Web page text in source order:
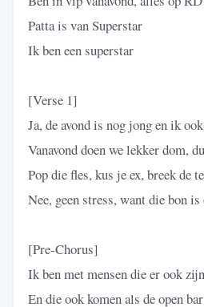
Patta is van Superstar
Ik ben een superstar
[Verse 1]
Ja, de avond is nog jong en ik
Vanavond doen we lekker dom,
Pop die fles, kus je ex, breek de
Nee, geen stress, want die bon
[Pre-Chorus]
Ik ben met mensen die er ook
En die ook komen als de open